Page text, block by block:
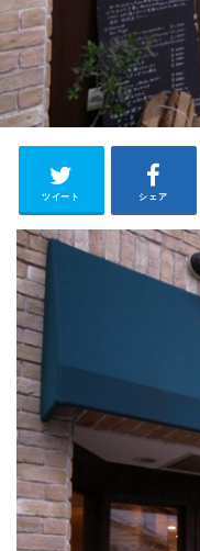
ツイート シェア